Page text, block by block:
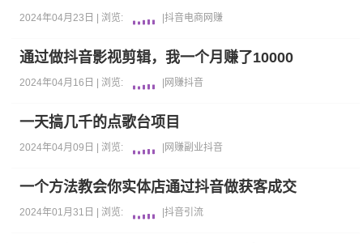
2024年04月23日 | 浏览: |抖音电商 网赚
通过做抖音影视剪辑，我一个月赚了10000
2024年04月16日 | 浏览: 网赚抖音
一天搞几千的点歌台项目
2024年04月09日 | 浏览: 网赚副业抖音
一个方法教会你实体店通过抖音做获客成交
2024年01月31日 | 浏览: |抖音引流